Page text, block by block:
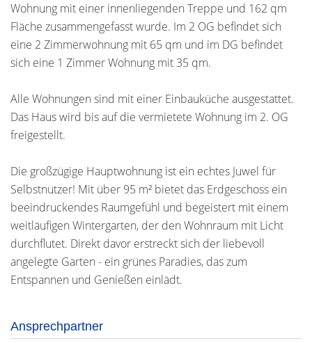
Wohnung mit einer innenliegenden Treppe und 162 qm
Fläche zusammengefasst wurde. Im 2 OG befindet sich
eine 2 Zimmerwohnung mit 65 qm und im DG befindet
sich eine 1 Zimmer Wohnung mit 35 qm.
Alle Wohnungen sind mit einer Einbauküche ausgestattet.
Das Haus wird bis auf die vermietete Wohnung im 2. OG
freigestellt.
Die großzügige Hauptwohnung ist ein echtes Juwel für
Selbstnutzer! Mit über 95 m² bietet das Erdgeschoss ein
beeindruckendes Raumgefühl und begeistert mit einem
weitläufigen Wintergarten, der den Wohnraum mit Licht
durchflutet. Direkt davor erstreckt sich der liebevoll
angelegte Garten - ein grünes Paradies, das zum
Entspannen und Genießen einlädt.
Ansprechpartner